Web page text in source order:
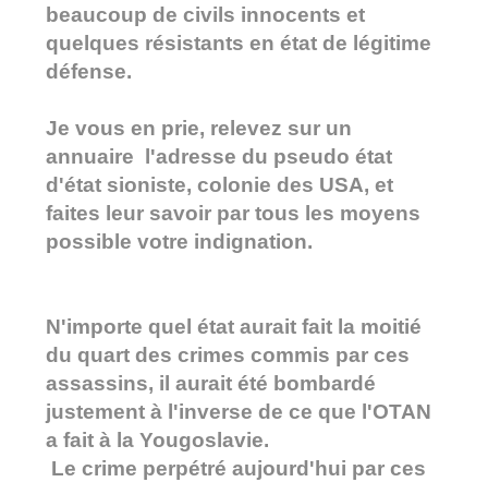
beaucoup de civils innocents et
quelques résistants en état de légitime
défense.
Je vous en prie, relevez sur un
annuaire l'adresse du pseudo état
d'état sioniste, colonie des USA, et
faites leur savoir par tous les moyens
possible votre indignation.
N'importe quel état aurait fait la moitié
du quart des crimes commis par ces
assassins, il aurait été bombardé
justement à l'inverse de ce que l'OTAN
a fait à la Yougoslavie.
Le crime perpétré aujourd'hui par ces